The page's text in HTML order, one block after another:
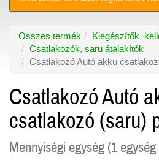
Összes termék
Kiegészítők,
Csatlakozók, saru átalakítók
Csatlakozó Autó akku
Csatlakozó Autó
csatlakozó (saru)
Mennyiségi egység (1